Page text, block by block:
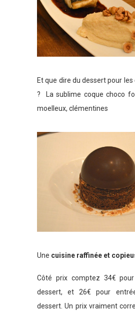
Et que dire du dessert pour
? La sublime coque choco
moelleux, clémentines
Une cuisine raffinée et
Côté prix comptez 34€
dessert, et 26€ pour
dessert. Un prix vraiment